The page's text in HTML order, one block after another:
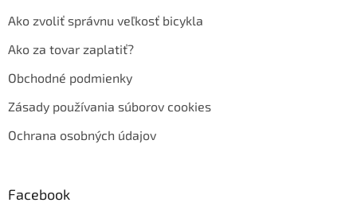
Ako zvoliť správnu veľkosť bicykla
Ako za tovar zaplatiť?
Obchodné podmienky
Zásady používania súborov cookies
Ochrana osobných údajov
Facebook